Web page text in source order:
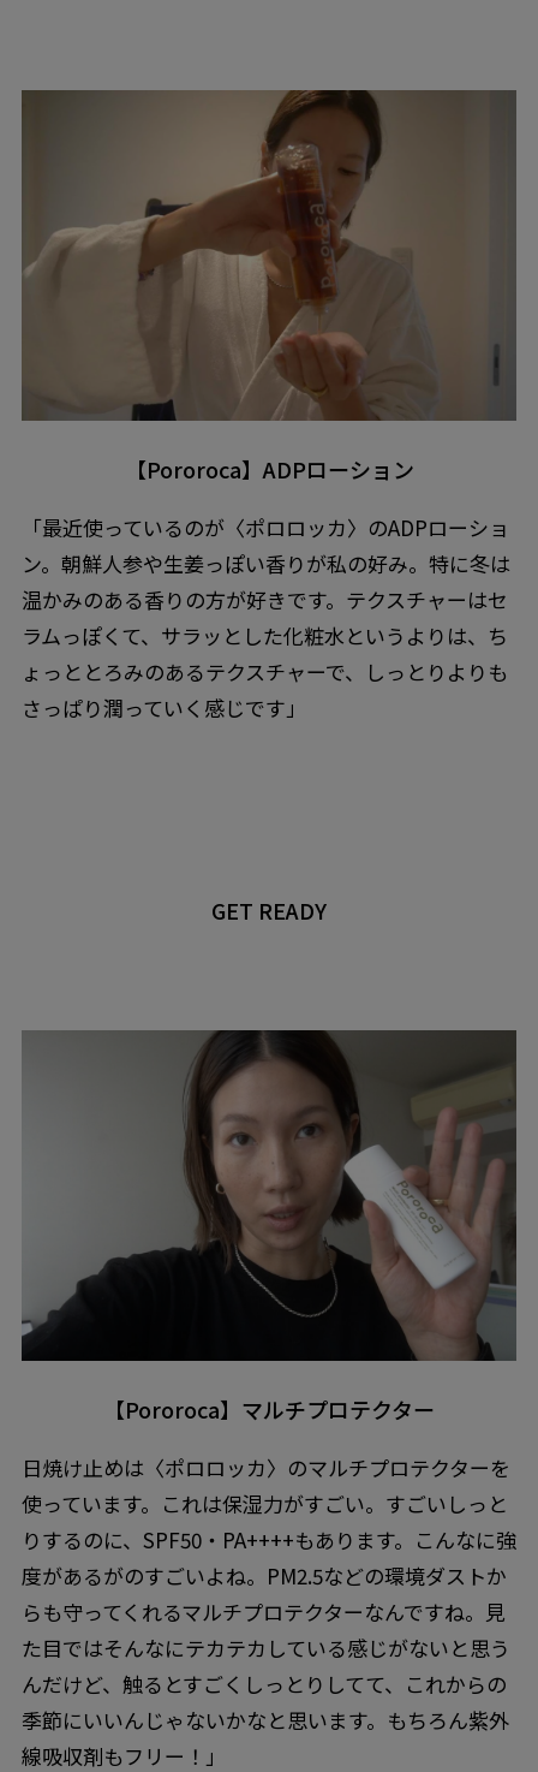
【Pororoca】ADPローション
「最近使っているのが〈ポロロッカ〉のADPローショ
ン。朝鮮人参や生姜っぽい香りが私の好み。特に冬は
温かみのある香りの方が好きです。テクスチャーはセ
ラムっぽくて、サラッとした化粧水というよりは、ち
ょっととろみのあるテクスチャーで、しっとりよりも
さっぱり潤っていく感じです」
GET READY
【Pororoca】マルチプロテクター
日焼け止めは〈ポロロッカ〉のマルチプロテクターを
使っています。これは保湿力がすごい。すごいしっと
りするのに、SPF50・PA++++もあります。こんなに強
度があるがのすごいよね。PM2.5などの環境ダストか
らも守ってくれるマルチプロテクターなんですね。見
た目ではそんなにテカテカしている感じがないと思う
んだけど、触るとすごくしっとりしてて、これからの
季節にいいんじゃないかなと思います。もちろん紫外
線吸収剤もフリー！」